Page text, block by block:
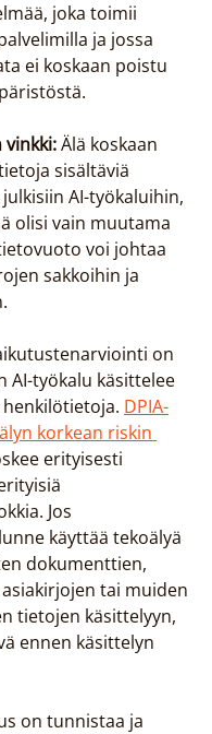
joka toimii
ja jossa
ei koskaan poistu
vinkki: Älä koskaan
sisältäviä
AI-työkaluihin,
olisi vain muutama
voi johtaa
sakkoihin ja
on
AI-työkalu käsittelee
DPIA-
korkean riskin
erityisesti
Jos
käyttää tekoälyä
dokumenttien,
tai muiden
tietojen käsittelyyn,
ennen käsittelyn
on tunnistaa ja